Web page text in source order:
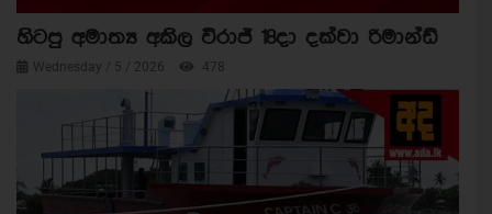
හිටපු අමාත්‍ය අකිල විරාජ් 18දා දක්වා රිමාන්ඩ්
Wednesday / 5 / 2026 478